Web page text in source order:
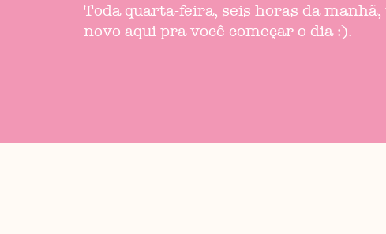
Toda quarta-feira, seis horas da
novo aqui pra você começar o dia :).